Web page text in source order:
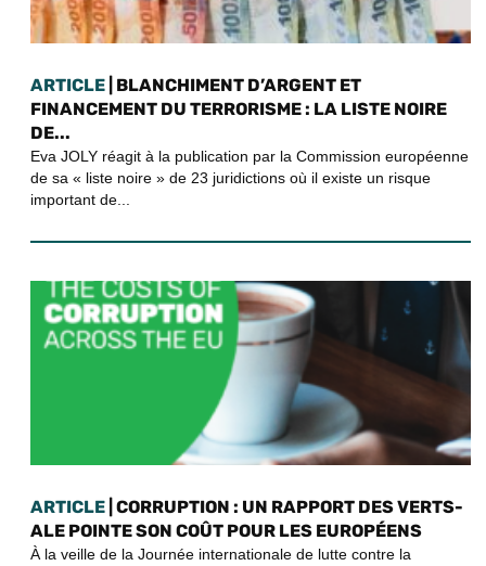
ARTICLE | BLANCHIMENT D’ARGENT ET
FINANCEMENT DU TERRORISME : LA LISTE NOIRE
DE...
Eva JOLY réagit à la publication par la Commission européenne
de sa « liste noire » de 23 juridictions où il existe un risque
important de...
ARTICLE | CORRUPTION : UN RAPPORT DES VERTS-
ALE POINTE SON COÛT POUR LES EUROPÉENS
À la veille de la Journée internationale de lutte contre la